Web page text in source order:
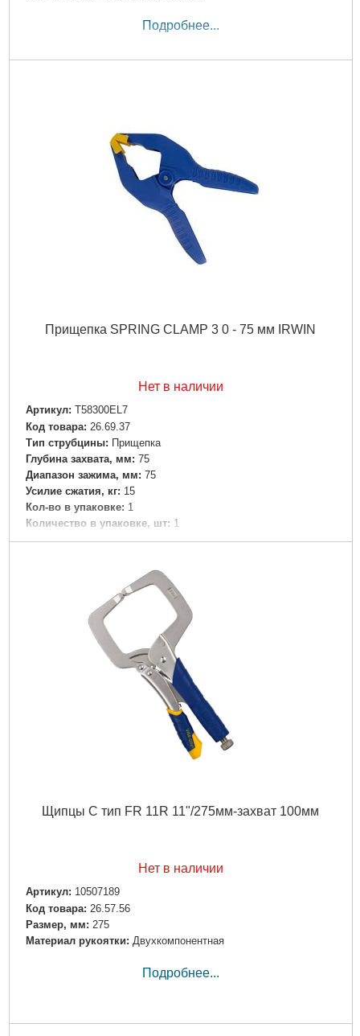
Подробнее...
Прищепка SPRING CLAMP 3 0 - 75 мм IRWIN
Нет в наличии
Артикул: T58300EL7
Код товара: 26.69.37
Тип струбцины: Прищепка
Глубина захвата, мм: 75
Диапазон зажима, мм: 75
Усилие сжатия, кг: 15
Кол-во в упаковке: 1
Количество в упаковке, шт: 1
Щипцы С тип FR 11R 11"/275мм-захват 100мм
Нет в наличии
Артикул: 10507189
Код товара: 26.57.56
Размер, мм: 275
Материал рукоятки: Двухкомпонентная
Подробнее...